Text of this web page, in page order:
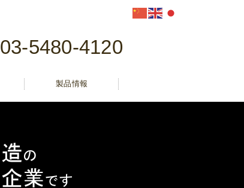
03-5480-4120
製品情報